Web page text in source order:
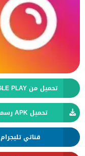
تحميل من GOOGLE PLAY
تحميل APK رسمي
قناتي تليجرام